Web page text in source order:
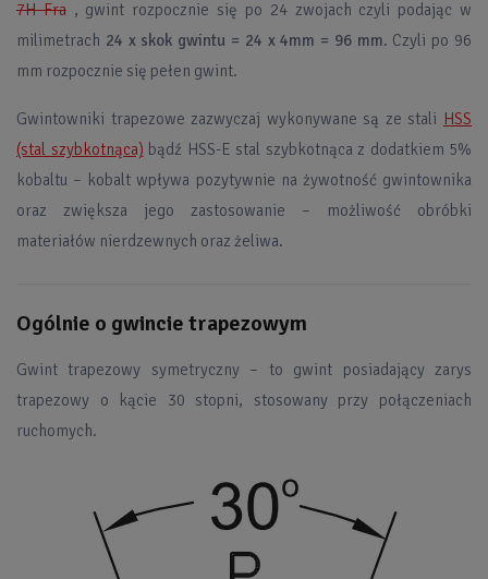
7H Fra, gwint rozpocznie się po 24 zwojach czyli podając w
milimetrach 24 x skok gwintu = 24 x 4mm = 96 mm. Czyli po 96
mm rozpocznie się pełen gwint.
Gwintowniki trapezowe zazwyczaj wykonywane są ze stali HSS
(stal szybkotnąca) bądź HSS-E stal szybkotnąca z dodatkiem 5%
kobaltu – kobalt wpływa pozytywnie na żywotność gwintownika
oraz zwiększa jego zastosowanie – możliwość obróbki
materiałów nierdzewnych oraz żeliwa.
Ogólnie o gwincie trapezowym
Gwint trapezowy symetryczny – to gwint posiadający zarys
trapezowy o kącie 30 stopni, stosowany przy połączeniach
ruchomych.